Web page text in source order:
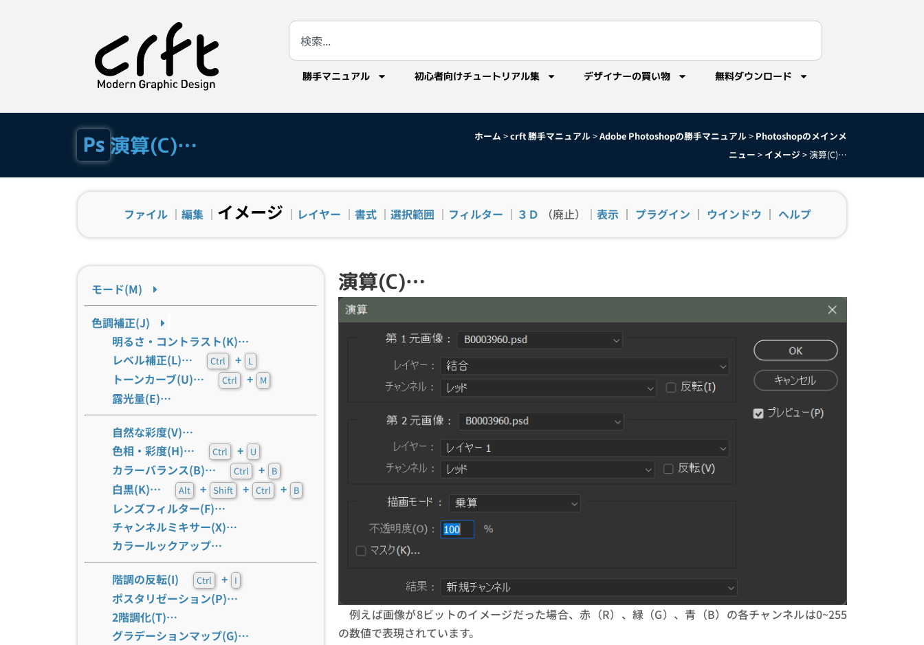
勝手マニュアル 初心者向けチュートリアル集 デザイナーの買い物 無料ダウンロード
演算(C)… ホーム >crft 勝手マニュアル>Adobe Photoshopの勝手マニュアル> Photoshopのメインメ
ニュー > イメージ >演算(C)…
ファイル ｜ 編集 ｜ イメージ ｜ レイヤー ｜ 書式 ｜ 選択範囲 ｜ フィルター ｜ ３Ｄ （廃止）｜ 表示 ｜ プラグイン ｜ ウインドウ ｜ ヘルプ
モード(M)
色調補正(J)
明るさ・コントラスト(K)…
レベル補正(L)…
Ctrl + L
トーンカーブ(U)… Ctrl + M
露光量(E)…
自然な彩度(V)…
色相・彩度(H)…
Ctrl + U
カラーバランス(B)… Ctrl + B
白黒(K)… Alt + Shift + Ctrl + B
レンズフィルター(F)…
チャンネルミキサー(X)…
カラールックアップ…
階調の反転(I) Ctrl + I
ポスタリゼーション(P)…
2階調化(T)…
グラデーションマップ(G)…
演算(C)…
例えば画像が8ビットのイメージだった場合、赤（R）、緑（G）、青（B）の各チャンネルは0~255
の数値で表現されています。